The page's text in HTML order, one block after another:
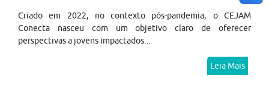
Criado em 2022, no contexto pós-pandemia, o CEJAM
Conecta nasceu com um objetivo claro de oferecer
perspectivas a jovens impactados...
Leia Mais